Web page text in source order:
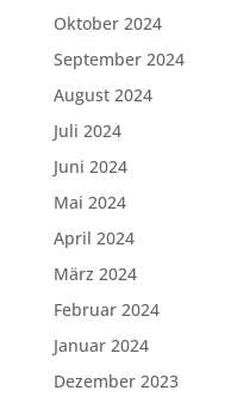
Oktober 2024
September 2024
August 2024
Juli 2024
Juni 2024
Mai 2024
April 2024
März 2024
Februar 2024
Januar 2024
Dezember 2023